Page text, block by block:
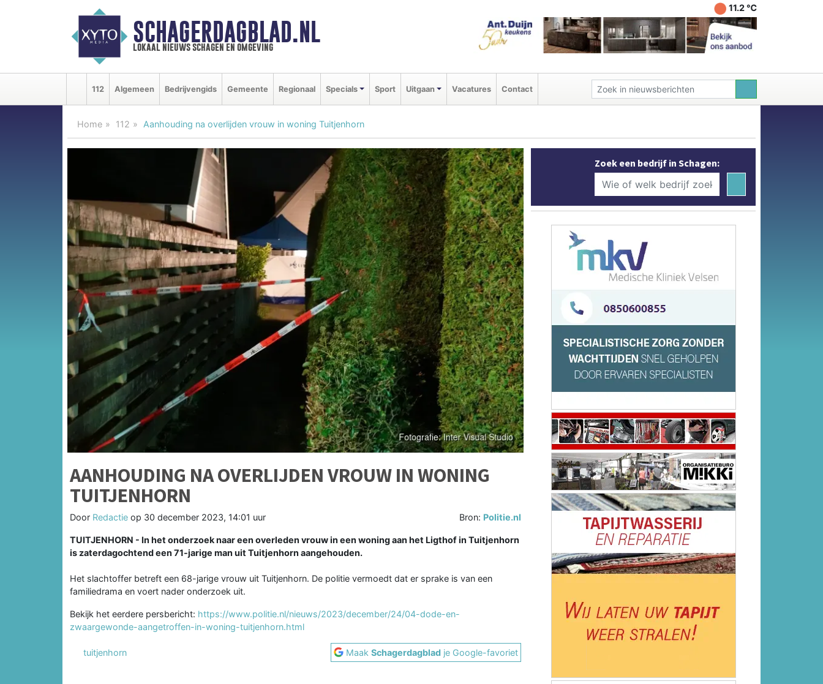
SCHAGERDAGBLAD.NL
lokaal nieuws schagen en omgeving
11.2 ℃
112 Algemeen Bedrijvengids Gemeente Regionaal Specials Sport Uitgaan Vacatures Contact
Home 112 Aanhouding na overlijden vrouw in woning Tuitjenhorn
AANHOUDING NA OVERLIJDEN VROUW IN WONING
TUITJENHORN
Door Redactie op 30 december 2023, 14:01 uur Bron: Politie.nl
TUITJENHORN - In het onderzoek naar een overleden vrouw in een woning aan het Ligthof in Tuitjenhorn
is zaterdagochtend een 71-jarige man uit Tuitjenhorn aangehouden.
Het slachtoffer betreft een 68-jarige vrouw uit Tuitjenhorn. De politie vermoedt dat er sprake is van een
familiedrama en voert nader onderzoek uit.
Bekijk het eerdere persbericht: https://www.politie.nl/nieuws/2023/december/24/04-dode-en-
zwaargewonde-aangetroffen-in-woning-tuitjenhorn.html
tuitjenhorn MaakSchagerdagblad je Google-favoriet
Zoek een bedrijf in Schagen: